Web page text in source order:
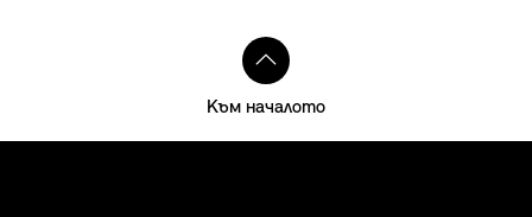
Към началото